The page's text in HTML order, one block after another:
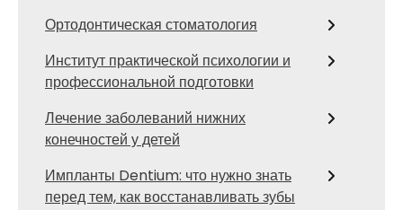
Ортодонтическая стоматология
Институт практической психологии и
профессиональной подготовки
Лечение заболеваний нижних
конечностей у детей
Импланты Dentium: что нужно знать
перед тем, как восстанавливать зубы